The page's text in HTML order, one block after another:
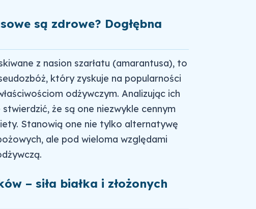
są zdrowe? Dogłębna
z nasion szarłatu (amarantusa), to
który zyskuje na popularności
odżywczym. Analizując ich
stwierdzić, że są one niezwykle cennym
Stanowią one nie tylko alternatywę
ale pod wieloma względami
– siła białka i złożonych